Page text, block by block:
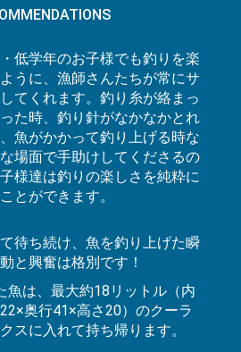
低学年のお子様でも釣りを楽
うに、漁師さんたちが常にサ
てくれます。釣り糸が絡まっ
た時、釣り針がなかなかとれ
魚がかかって釣り上げる時な
場面で手助けしてくださるの
様達は釣りの楽しさを純粋に
とができます。
待ち続け、魚を釣り上げた瞬
と興奮は格別です！
魚は、最大約18リットル（内
奥行41×高さ20）のクーラ
スに入れて持ち帰ります。